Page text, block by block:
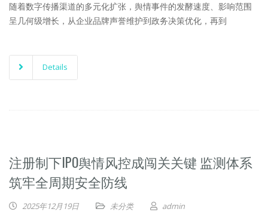
随着数字传播渠道的多元化扩张，舆情事件的发酵速度、影响范围
呈几何级增长，从企业品牌声誉维护到政务决策优化，再到
Details
注册制下IPO舆情风控成闯关关键 监测体系
筑牢全周期安全防线
2025年12月19日 未分类 admin